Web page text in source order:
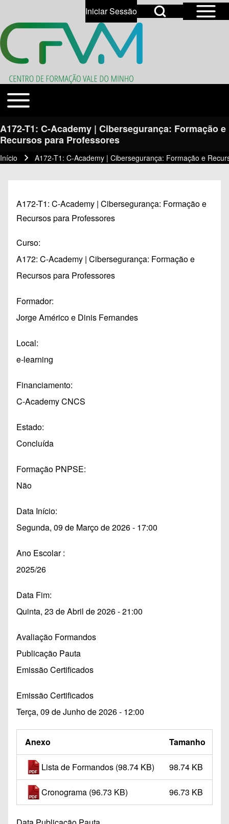
Close search
Search
Open Sidebar
Open Search Block
User account menu
Iniciar SessãoOpen login dialog
Temas
Toggle main menu
A172-T1: C-Academy | Cibersegurança: Formação e
Recursos para Professores
Navegação estrutural
Início A172-T1: C-Academy | Cibersegurança: Formação e
A172-T1: C-Academy | Cibersegurança: Formação e
Recursos para Professores
Curso
A172: C-Academy | Cibersegurança: Formação e
Recursos para Professores
Formador
Jorge Américo e Dinis Fernandes
Local
e-learning
Financiamento
C-Academy CNCS
Estado
Concluída
Formação PNPSE
Não
Data Início
Segunda, 09 de Março de 2026 - 17:00
Ano Escolar
2025/26
Data Fim
Quinta, 23 de Abril de 2026 - 21:00
Avaliação Formandos
Publicação Pauta
Emissão Certificados
Emissão Certificados
Terça, 09 de Junho de 2026 - 12:00
Anexo Tamanho
Lista de Formandos (98.74 KB) 98.74 KB
Cronograma (96.73 KB) 96.73 KB